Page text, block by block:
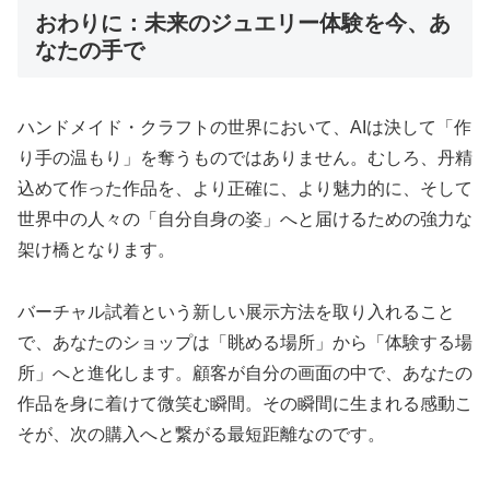
おわりに：未来のジュエリー体験を今、あ
なたの手で
ハンドメイド・クラフトの世界において、AIは決して「作
り手の温もり」を奪うものではありません。むしろ、丹精
込めて作った作品を、より正確に、より魅力的に、そして
世界中の人々の「自分自身の姿」へと届けるための強力な
架け橋となります。
バーチャル試着という新しい展示方法を取り入れること
で、あなたのショップは「眺める場所」から「体験する場
所」へと進化します。顧客が自分の画面の中で、あなたの
作品を身に着けて微笑む瞬間。その瞬間に生まれる感動こ
そが、次の購入へと繋がる最短距離なのです。